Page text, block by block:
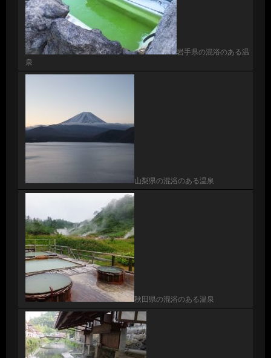
岩手県の混浴のある温
泉
山梨県の混浴のある温泉
秋田県の混浴のある温泉